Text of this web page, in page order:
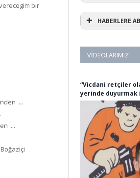
bir
...
...
HABERLERE
VIDEOLARIMIZ
“Vicdani retçiler
yerinde duyurmak